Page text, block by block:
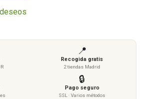
📍
Recogida gratis
2 tiendas Madrid
🔒
Pago seguro
SSL · Varios métodos